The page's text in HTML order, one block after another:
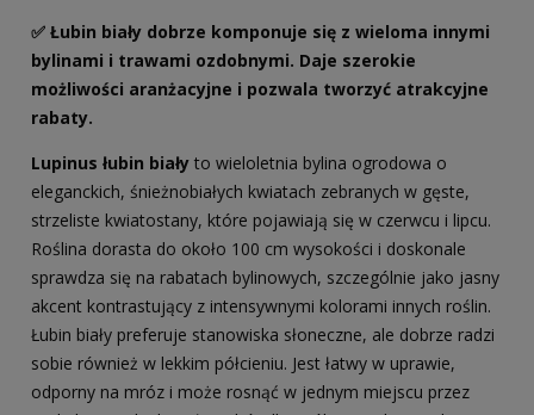
✅ Łubin biały dobrze komponuje się z wieloma innymi
bylinami i trawami ozdobnymi. Daje szerokie
możliwości aranżacyjne i pozwala tworzyć atrakcyjne
rabaty.
Lupinus łubin biały to wieloletnia bylina ogrodowa o
eleganckich, śnieżnobiałych kwiatach zebranych w gęste,
strzeliste kwiatostany, które pojawiają się w czerwcu i lipcu.
Roślina dorasta do około 100 cm wysokości i doskonale
sprawdza się na rabatach bylinowych, szczególnie jako jasny
akcent kontrastujący z intensywnymi kolorami innych roślin.
Łubin biały preferuje stanowiska słoneczne, ale dobrze radzi
sobie również w lekkim półcieniu. Jest łatwy w uprawie,
odporny na mróz i może rosnąć w jednym miejscu przez